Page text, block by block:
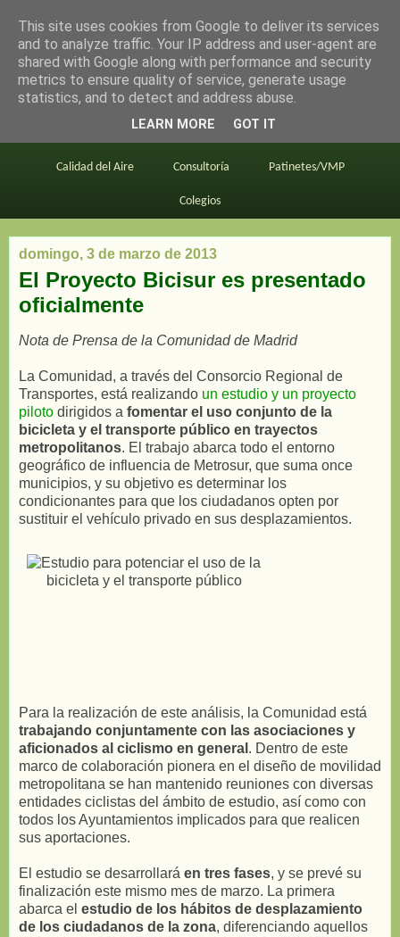
en bici por madrid
Este blog BiciMAD Primeros consejos
Calidad del Aire Consultoría Patinetes/VMP
Colegios
domingo, 3 de marzo de 2013
El Proyecto Bicisur es presentado
oficialmente
Nota de Prensa de la Comunidad de Madrid
La Comunidad, a través del Consorcio Regional de
Transportes, está realizando un estudio y un proyecto
piloto dirigidos a fomentar el uso conjunto de la
bicicleta y el transporte público en trayectos
metropolitanos. El trabajo abarca todo el entorno
geográfico de influencia de Metrosur, que suma once
municipios, y su objetivo es determinar los
condicionantes para que los ciudadanos opten por
sustituir el vehículo privado en sus desplazamientos.
Para la realización de este análisis, la Comunidad está
trabajando conjuntamente con las asociaciones y
aficionados al ciclismo en general . Dentro de este
marco de colaboración pionera en el diseño de movilidad
metropolitana se han mantenido reuniones con diversas
entidades ciclistas del ámbito de estudio, así como con
todos los Ayuntamientos implicados para que realicen
sus aportaciones.
El estudio se desarrollará en tres fases, y se prevé su
finalización este mismo mes de marzo. La primera
abarca el estudio de los hábitos de desplazamiento
de los ciudadanos de la zona, diferenciando aquellos
This site uses cookies from Google to deliver its services
and to analyze traffic. Your IP address and user-agent are
shared with Google along with performance and security
metrics to ensure quality of service, generate usage
statistics, and to detect and address abuse.
LEARN MORE GOT IT